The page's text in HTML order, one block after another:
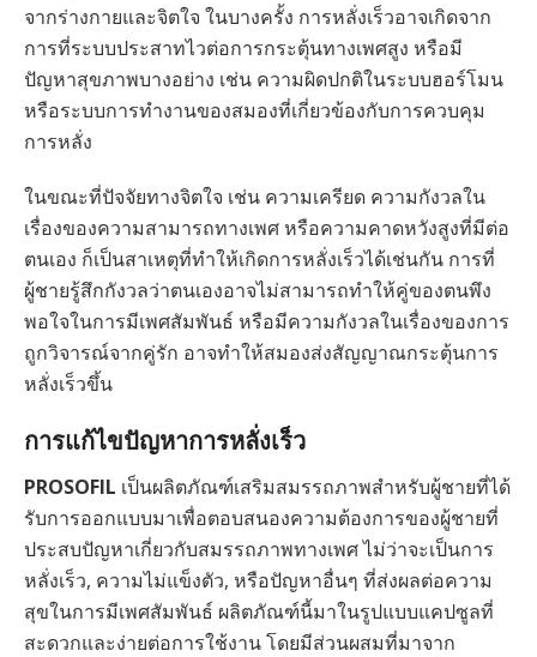
จากร่างกายและจิตใจ ในบางครั้ง การหลั่งเร็วอาจเกิดจาก
การที่ระบบประสาทไวต่อการกระตุ้นทางเพศสูง หรือมี
ปัญหาสุขภาพบางอย่าง เช่น ความผิดปกติในระบบฮอร์โมน
หรือระบบการทำงานของสมองที่เกี่ยวข้องกับการควบคุม
การหลั่ง
ในขณะที่ปัจจัยทางจิตใจ เช่น ความเครียด ความกังวลใน
เรื่องของความสามารถทางเพศ หรือความคาดหวังสูงที่มีต่อ
ตนเอง ก็เป็นสาเหตุที่ทำให้เกิดการหลั่งเร็วได้เช่นกัน การที่
ผู้ชายรู้สึกกังวลว่าตนเองอาจไม่สามารถทำให้คู่ของตนพึง
พอใจในการมีเพศสัมพันธ์ หรือมีความกังวลในเรื่องของการ
ถูกวิจารณ์จากคู่รัก อาจทำให้สมองส่งสัญญาณกระตุ้นการ
หลั่งเร็วขึ้น
การแก้ไขปัญหาการหลั่งเร็ว
PROSOFIL เป็นผลิตภัณฑ์เสริมสมรรถภาพสำหรับผู้ชายที่ได้
รับการออกแบบมาเพื่อตอบสนองความต้องการของผู้ชายที่
ประสบปัญหาเกี่ยวกับสมรรถภาพทางเพศ ไม่ว่าจะเป็นการ
หลั่งเร็ว, ความไม่แข็งตัว, หรือปัญหาอื่นๆ ที่ส่งผลต่อความ
สุขในการมีเพศสัมพันธ์ ผลิตภัณฑ์นี้มาในรูปแบบแคปซูลที่
สะดวกและง่ายต่อการใช้งาน โดยมีส่วนผสมที่มาจาก